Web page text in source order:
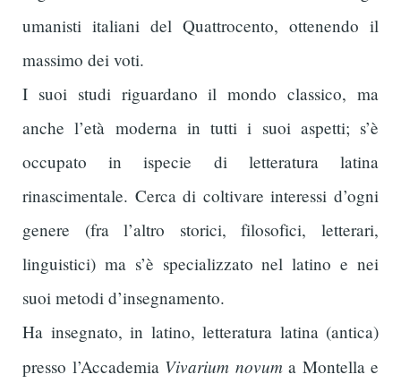
umanisti italiani del Quattrocento, ottenendo il
massimo dei voti.
I suoi studi riguardano il mondo classico, ma
anche l’età moderna in tutti i suoi aspetti; s’è
occupato in ispecie di letteratura latina
rinascimentale. Cerca di coltivare interessi d’ogni
genere (fra l’altro storici, filosofici, letterari,
linguistici) ma s’è specializzato nel latino e nei
suoi metodi d’insegnamento.
Ha insegnato, in latino, letteratura latina (antica)
presso l’Accademia Vivarium novuma Montella e